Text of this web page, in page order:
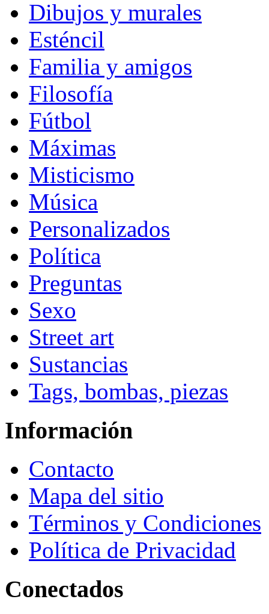
Dibujos y murales
Esténcil
Familia y amigos
Filosofía
Fútbol
Máximas
Misticismo
Música
Personalizados
Política
Preguntas
Sexo
Street art
Sustancias
Tags, bombas, piezas
Información
Contacto
Mapa del sitio
Términos y Condiciones
Política de Privacidad
Conectados